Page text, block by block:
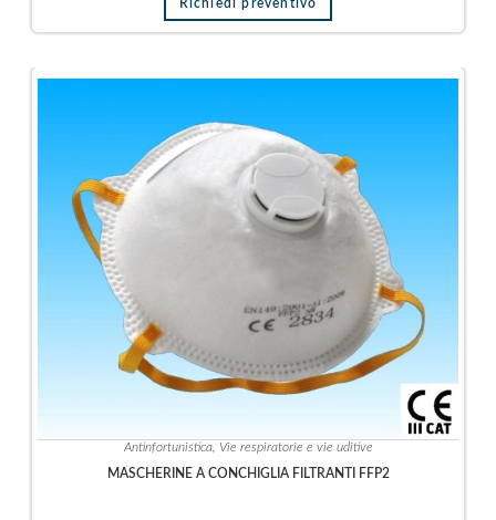
Richiedi preventivo
Antinfortunistica, Vie respiratorie e vie uditive
MASCHERINE A CONCHIGLIA FILTRANTI FFP2